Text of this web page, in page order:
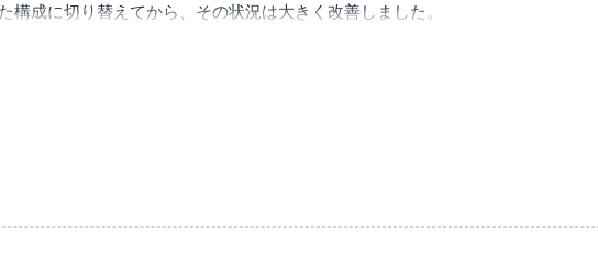
成に切り替えてから、その状況は大きく改善しました。
ており、会議室全体で均一に聞こえます。音量のばらつきやこもりもなくな
とんどなくなりました。広めの会議室でも、スピーカーの近くでも遠くでも、
です。会議室が広い場合でも、拡張スピーカーを追加するだけで音声カバー範
小規模な会議でもそのまま快適に使えるため、環境に応じて機器を切り替えた